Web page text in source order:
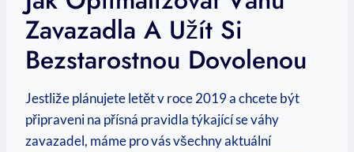
Zavazadla A Užít Si
Bezstarostnou Dovolenou
Jestliže plánujete letět v roce 2019 a chcete být
připraveni na přísná pravidla týkající se váhy
zavazadel, máme pro vás všechny aktuální